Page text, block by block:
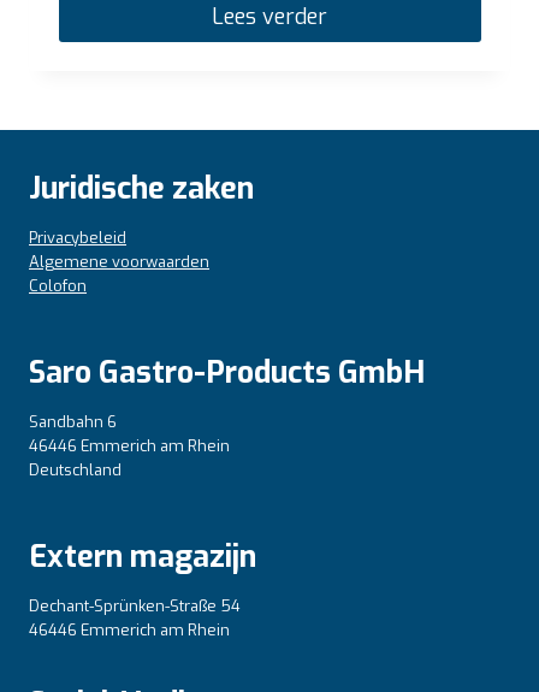
Lees verder
Juridische zaken
Privacybeleid
Algemene voorwaarden
Colofon
Saro Gastro-Products GmbH
Sandbahn 6
46446 Emmerich am Rhein
Deutschland
Extern magazijn
Dechant-Sprünken-Straße 54
46446 Emmerich am Rhein